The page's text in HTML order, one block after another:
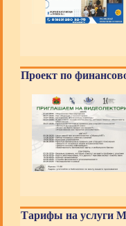
Проект по
Тарифы на услуги